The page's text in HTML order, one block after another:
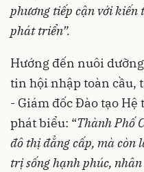
phương tiếp cận với kiến
phát triển”.
Hướng đến nuôi
tin hội nhập toàn cầu,
- Giám đốc Đào tạo
phát biểu: “Thành Phố
đô thị đẳng cấp, mà còn
trị sống hạnh phúc,